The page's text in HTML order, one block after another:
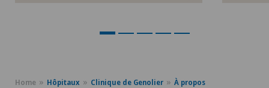
développer leur qualité de manière
Home Hôpitaux Clinique de Genolier
À propos